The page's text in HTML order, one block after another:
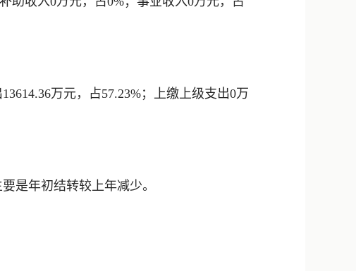
万元，占57.23%；上缴上级支出0万
是年初结转较上年减少。